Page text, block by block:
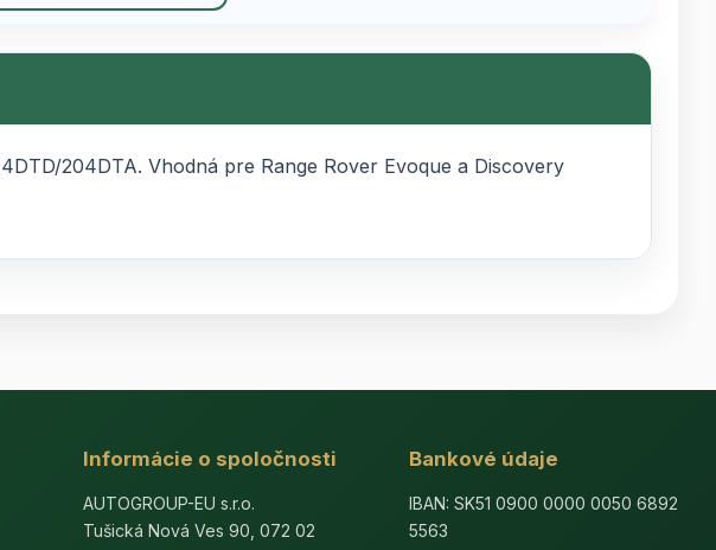
204DTA. Vhodná pre Range Rover Evoque a Discovery
Informácie o spoločnosti
AUTOGROUP-EU s.r.o.
Tušická Nová Ves 90, 072 02
Bankové údaje
IBAN: SK51 0900 0000 0050 6892
5563